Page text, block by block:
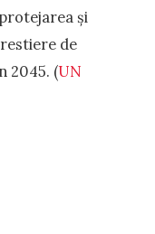
și
de
2045. (UN